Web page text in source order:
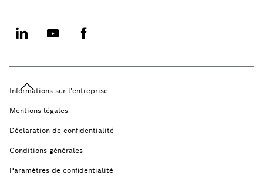
Informations sur l'entreprise
Mentions légales
Déclaration de confidentialité
Conditions générales
Paramètres de confidentialité